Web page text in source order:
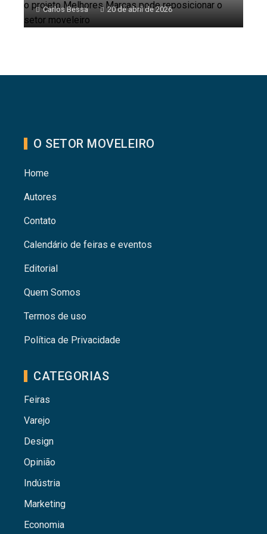
Carlos Bessa 20 de abril de 2026
O SETOR MOVELEIRO
Home
Autores
Contato
Calendário de feiras e eventos
Editorial
Quem Somos
Termos de uso
Política de Privacidade
CATEGORIAS
Feiras
Varejo
Design
Opinião
Indústria
Marketing
Economia